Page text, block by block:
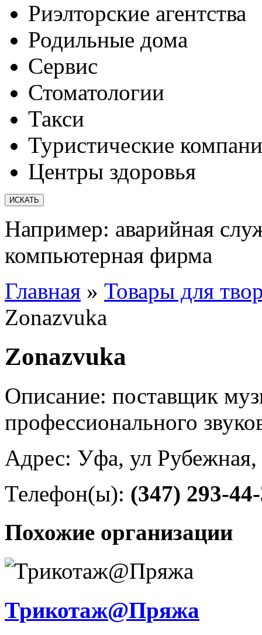
Риэлторские агентства
Родильные дома
Сервис
Стоматологии
Такси
Туристические
Центры здоровья
Например: аварийная
компьютерная фирма
Главная » Товары для
Zonazvuka
Zonazvuka
Описание: поставщик
профессионального
Адрес: Уфа, ул
Телефон(ы): (347) 293-
Похожие организации
Трикотаж@Пряжа